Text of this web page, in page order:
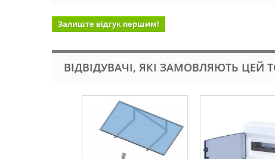
Залиште відгук першим!
ВІДВІДУВАЧІ, ЯКІ ЗАМОВЛЯЮТЬ ЦЕЙ